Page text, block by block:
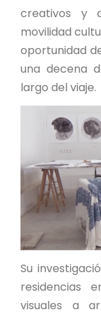
creativos y
movilidad
oportunidad
una decena
largo del viaje.
Su
residencias
visuales a